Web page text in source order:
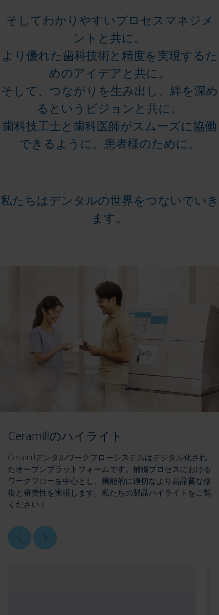
そしてわかりやすいプロセスマネジメ
ントと共に。
より優れた歯科技術と精度を実現するた
めのアイデアと共に。
そして、つながりを生み出し、絆を深め
るというビジョンと共に。
歯科技工士と歯科医師がスムーズに協働
できるように。患者様のために。
私たちはデンタルの世界をつないでいき
ます。
Ceramillのハイライト
Ceramillデンタルワークフローシステムはデジタル化され
たオープンプラットフォームです。補綴プロセスにおける
ワークフローを中心とし、機能的に適切なより高品質な修
復と審美性を実現します。私たちの製品ハイライトをご覧
ください！